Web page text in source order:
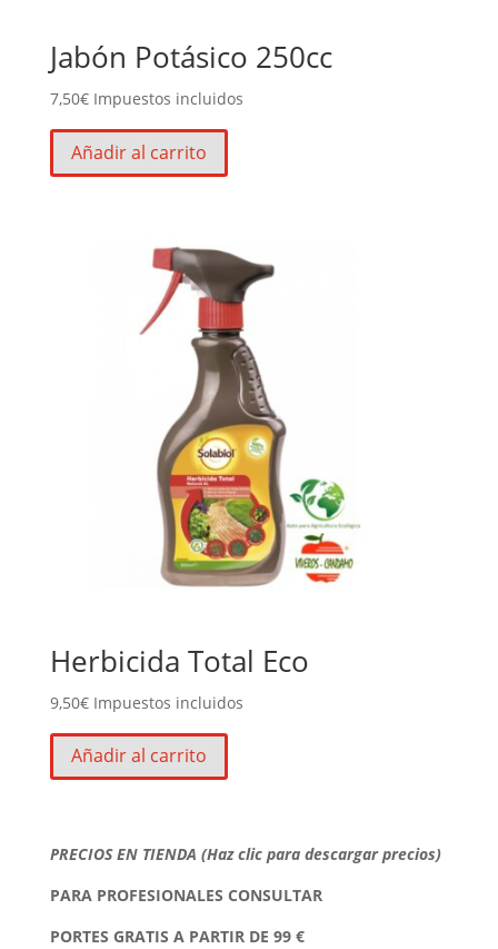
Jabón Potásico 250cc
7,50€ Impuestos incluidos
Añadir al carrito
Herbicida Total Eco
9,50€ Impuestos incluidos
Añadir al carrito
PRECIOS EN TIENDA (Haz clic para descargar precios)
PARA PROFESIONALES CONSULTAR
PORTES GRATIS A PARTIR DE 99 €